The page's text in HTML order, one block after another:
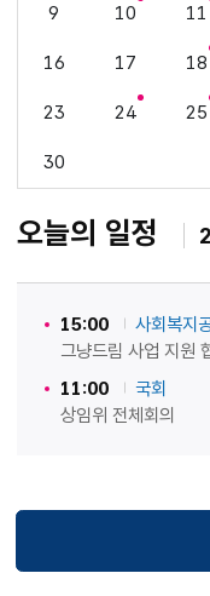
9 10 11
16 17 18
23 24 25
30
오늘의 일정
15:00
사회복지
그냥드림 사업 지원
11:00
국회
상임위 전체회의